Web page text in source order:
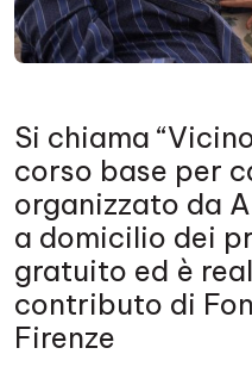
Si chiama
corso base per
organizzato da
a domicilio dei
gratuito ed è
contributo di
Firenze